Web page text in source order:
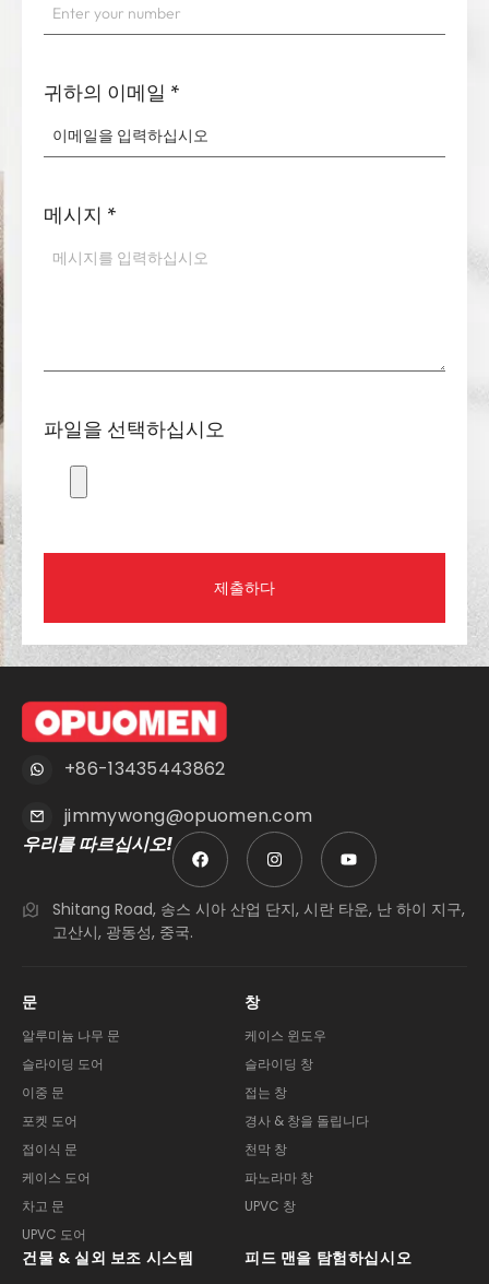
귀하의 이메일 *
메시지 *
파일을 선택하십시오
제출하다
+86-13435443862
jimmywong@opuomen.com
우리를 따르십시오!
Shitang Road, 송스 시아 산업 단지, 시란 타운, 난 하이 지구,
고산시, 광동성, 중국.
문
알루미늄 나무 문
슬라이딩 도어
이중 문
포켓 도어
접이식 문
케이스 도어
차고 문
UPVC 도어
창
케이스 윈도우
슬라이딩 창
접는 창
경사 & 창을 돌립니다
천막 창
파노라마 창
UPVC 창
건물 & 실외 보조 시스템 피드 맨을 탐험하십시오